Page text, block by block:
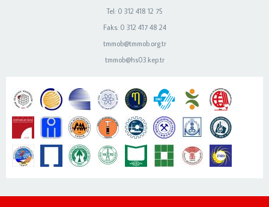
Tel: 0 312 418 12 75
Faks: 0 312 417 48 24
tmmob@tmmob.org.tr
tmmob@hs03.kep.tr